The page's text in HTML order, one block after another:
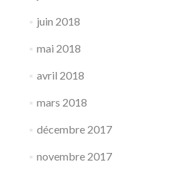
juin 2018
mai 2018
avril 2018
mars 2018
décembre 2017
novembre 2017